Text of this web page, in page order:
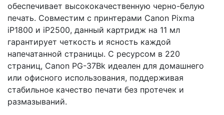
обеспечивает высококачественную черно-белую
печать. Совместим с принтерами Canon Pixma
iP1800 и iP2500, данный картридж на 11 мл
гарантирует четкость и ясность каждой
напечатанной страницы. С ресурсом в 220
страниц, Canon PG-37Bk идеален для домашнего
или офисного использования, поддерживая
стабильное качество печати без протечек и
размазываний.